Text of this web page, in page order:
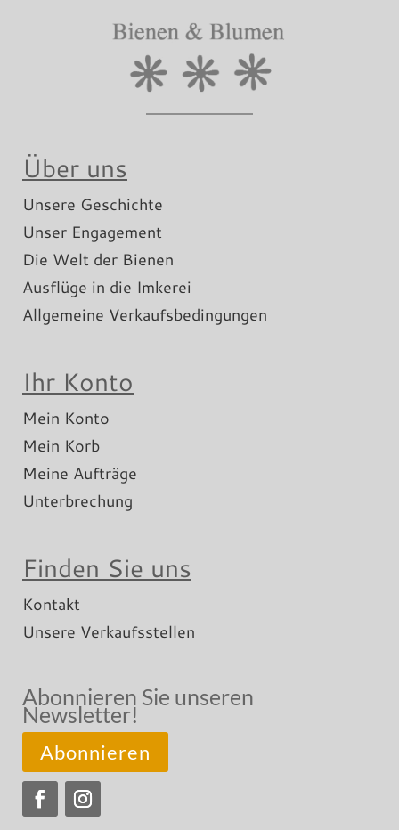
Über uns
Unsere Geschichte
Unser Engagement
Die Welt der Bienen
Ausflüge in die Imkerei
Allgemeine Verkaufsbedingungen
Ihr Konto
Mein Konto
Mein Korb
Meine Aufträge
Unterbrechung
Finden Sie uns
Kontakt
Unsere Verkaufsstellen
Abonnieren Sie unseren
Newsletter!
Abonnieren